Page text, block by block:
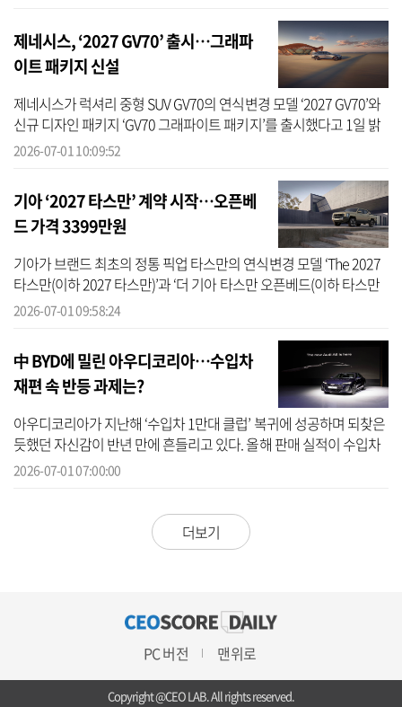
제네시스, ‘2027 GV70’ 출시…그래파
이트 패키지 신설
제네시스가 럭셔리 중형 SUV GV70의 연식변경 모델 ‘2027 GV70’와
신규 디자인 패키지 ‘GV70 그래파이트 패키지’를 출시했다고 1일 밝
혔다. 2027 GV70는 고객 선호를 반영해 상품성을 향상시키고, 스포
2026-07-01 10:09:52
기아 ‘2027 타스만’ 계약 시작…오픈베
드 가격 3399만원
기아가 브랜드 최초의 정통 픽업 타스만의 연식변경 모델 ‘The 2027
타스만(이하 2027 타스만)’과 ‘더 기아 타스만 오픈베드(이하 타스만
오픈베드)’의 계약을 시작했다고 1일 밝혔다. 기아는 2027 타스만에
2026-07-01 09:58:24
中 BYD에 밀린 아우디코리아…수입차
재편 속 반등 과제는?
아우디코리아가 지난해 ‘수입차 1만대 클럽’ 복귀에 성공하며 되찾은
듯했던 자신감이 반년 만에 흔들리고 있다. 올해 판매 실적이 수입차
브랜드 7위에 머물며 라이벌인 BMW와 벤츠는 물론 BYD·렉서스·볼
2026-07-01 07:00:00
더보기
PC 버전 맨위로
Copyright @CEO LAB. All rights reserved.